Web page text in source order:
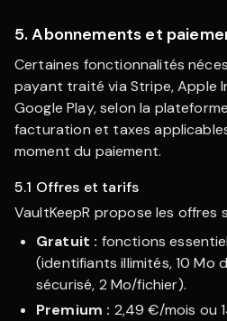
5. Abonnements et
Certaines fonctionnalités
payant traité via Stripe, Apple
Google Play, selon la
facturation et taxes
moment du paiement.
5.1 Offres et tarifs
VaultKeepR propose les offres
Gratuit : fonctions
(identifiants illimités, 10 Mo
sécurisé, 2 Mo/fichier).
Premium : 2,49 €/mois ou